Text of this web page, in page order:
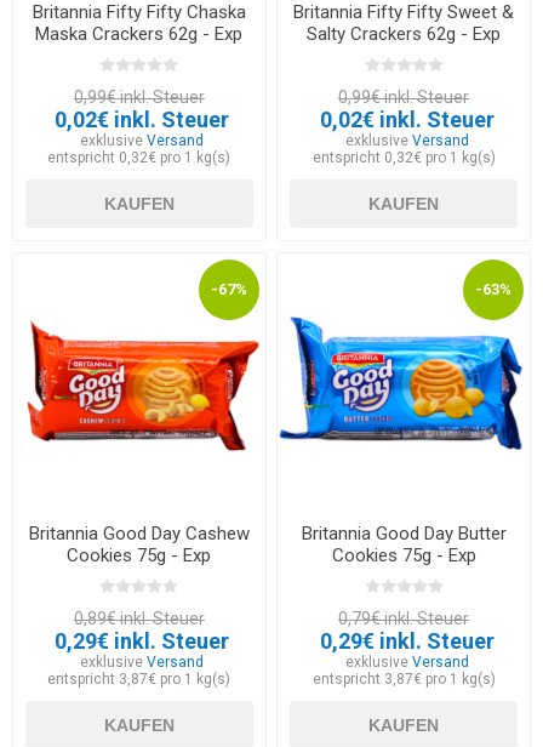
Britannia Fifty Fifty Chaska
Maska Crackers 62g - Exp
12.03.2026
0,99€ inkl. Steuer
0,02€ inkl. Steuer
exklusiveVersand
entspricht 0,32€ pro 1 kg(s)
KAUFEN
Britannia Fifty Fifty Sweet &
Salty Crackers 62g - Exp
12.03.2026
0,99€ inkl. Steuer
0,02€ inkl. Steuer
exklusive Versand
entspricht 0,32€ pro 1 kg(s)
KAUFEN
-67%
Britannia Good Day Cashew
Cookies 75g - Exp
23.08.2026
0,89€ inkl. Steuer
0,29€ inkl. Steuer
exklusiveVersand
entspricht 3,87€ pro 1 kg(s)
KAUFEN
-63%
Britannia Good Day Butter
Cookies 75g - Exp
23.08.2026
0,79€ inkl. Steuer
0,29€ inkl. Steuer
exklusive Versand
entspricht 3,87€ pro 1 kg(s)
KAUFEN